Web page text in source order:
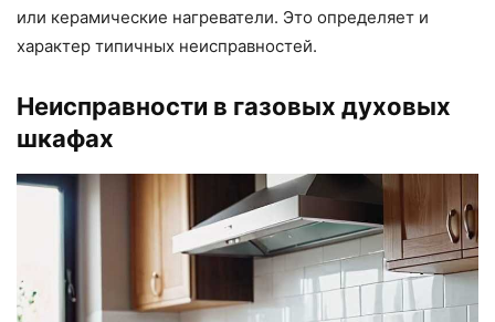
или керамические нагреватели. Это определяет и
характер типичных неисправностей.
Неисправности в газовых духовых
шкафах